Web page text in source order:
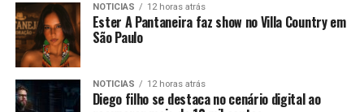
NOTICIAS 12 horas atrás
Ester A Pantaneira faz show no Villa Country em
São Paulo
NOTICIAS 12 horas atrás
Diego filho se destaca no cenário digital ao